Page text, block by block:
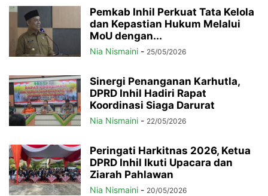
Pemkab Inhil Perkuat Tata Kelola
dan Kepastian Hukum Melalui
MoU dengan...
Nia Nismaini - 25/05/2026
Sinergi Penanganan Karhutla,
DPRD Inhil Hadiri Rapat
Koordinasi Siaga Darurat
Nia Nismaini - 22/05/2026
Peringati Harkitnas 2026, Ketua
DPRD Inhil Ikuti Upacara dan
Ziarah Pahlawan
Nia Nismaini - 20/05/2026